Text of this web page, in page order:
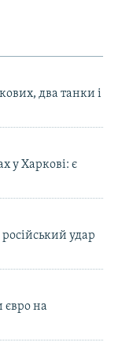
два танки і
у Харкові: є
удар
євро на